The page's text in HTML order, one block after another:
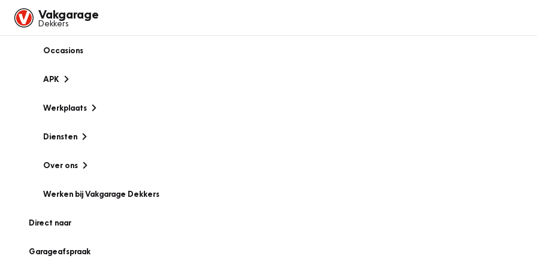
Vakgarage
Dekkers
Occasions
APK
Werkplaats
Diensten
Over ons
Werken bij Vakgarage Dekkers
Direct naar
Garageafspraak